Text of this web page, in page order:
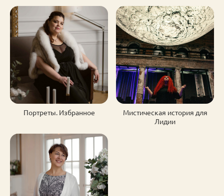
Портреты. Избранное
Мистическая история для
Лидии